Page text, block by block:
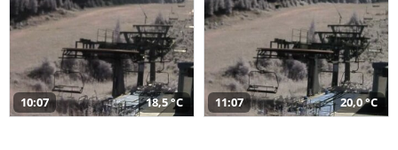
10:07 18,5 °C 11:07 20,0 °C